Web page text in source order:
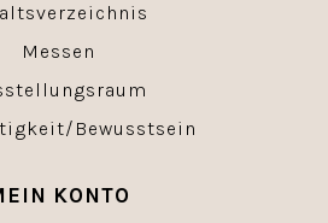
Messen
Bewusstsein
KONTO